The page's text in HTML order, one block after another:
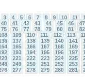
3 4 5 6 7 8 9 10 11
40 41 42 43 44 45 46 47
75 76 77 78 79 80 81 82
109 110 111 112 113
137 138 139 140 141
165 166 167 168 169
193 194 195 196 197
221 222 223 224 225
249 250 251 252 253
277 278 279 280 281